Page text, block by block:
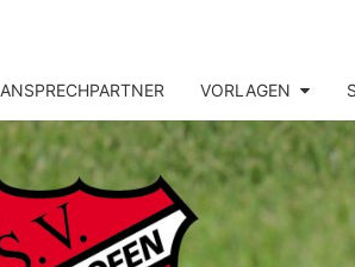
ANSPRECHPARTNER VORLAGEN